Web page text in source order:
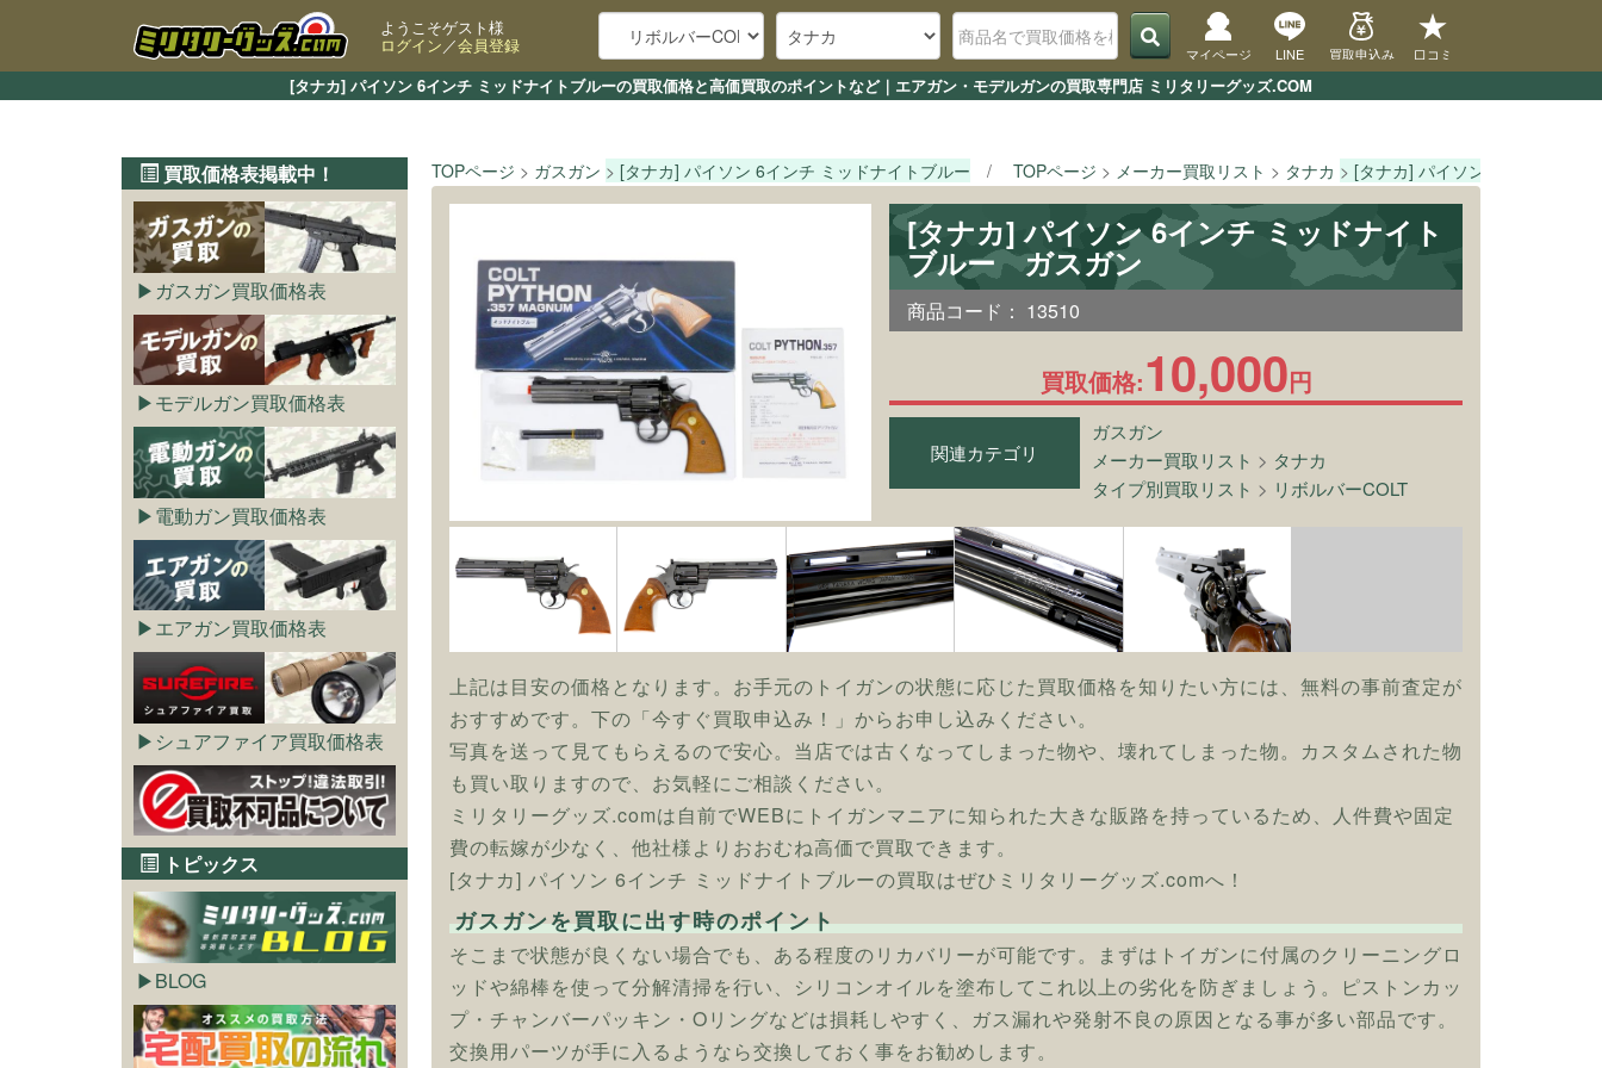
[タナカ] パイソン 6インチ ミッドナイトブルーの買取価格と高価買取のポイントなど｜エアガン・モデルガンの買取専門店 ミリタリーグッズ.COM
ようこそゲスト様
ログイン／会員登録 マイページ LINE 買取申込み 口コミ
TOPページ ガスガン [タナカ] パイソン 6インチ ミッドナイトブルー TOPページ メーカー買取リスト タナカ [タナカ] パイソン 6インチ ミッ
[タナカ] パイソン 6インチ ミッドナイト
ブルー ガスガン
商品コード： 13510
買取価格:10,000円
関連カテゴリ
ガスガン
メーカー買取リスト > タナカ
タイプ別買取リスト > リボルバーCOLT
上記は目安の価格となります。お手元のトイガンの状態に応じた買取価格を知りたい方には、無料の事前査定が
おすすめです。下の「今すぐ買取申込み！」からお申し込みください。
写真を送って見てもらえるので安心。当店では古くなってしまった物や、壊れてしまった物。カスタムされた物
も買い取りますので、お気軽にご相談ください。
ミリタリーグッズ.comは自前でWEBにトイガンマニアに知られた大きな販路を持っているため、人件費や固定
費の転嫁が少なく、他社様よりおおむね高価で買取できます。
[タナカ] パイソン 6インチ ミッドナイトブルーの買取はぜひミリタリーグッズ.comへ！
ガスガンを買取に出す時のポイント
そこまで状態が良くない場合でも、ある程度のリカバリーが可能です。まずはトイガンに付属のクリーニングロ
ッドや綿棒を使って分解清掃を行い、シリコンオイルを塗布してこれ以上の劣化を防ぎましょう。ピストンカッ
プ・チャンバーパッキン・Oリングなどは損耗しやすく、ガス漏れや発射不良の原因となる事が多い部品です。
交換用パーツが手に入るようなら交換しておく事をお勧めします。
買取価格表掲載中！
ガスガン買取価格表
モデルガン買取価格表
電動ガン買取価格表
エアガン買取価格表
シュアファイア買取価格表
トピックス
BLOG